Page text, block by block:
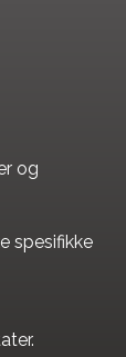
og
spesifikke